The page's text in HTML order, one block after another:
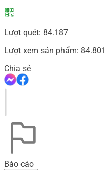
Lượt quét: 84.187
Lượt xem sản phẩm: 84.801
Chia sẻ
Báo cáo